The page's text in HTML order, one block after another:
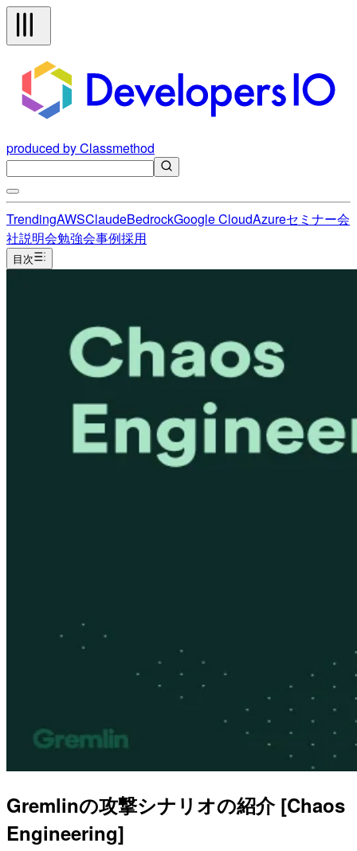
produced by Classmethod
TrendingAWSClaudeBedrockGoogle CloudAzureセミナー会
社説明会勉強会事例採用
目次
Gremlinの攻撃シナリオの紹介 [Chaos
Engineering]